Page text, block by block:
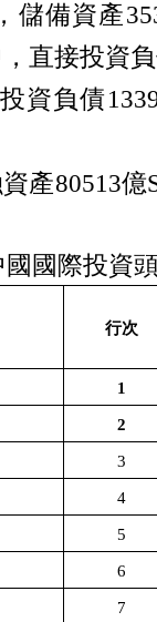
儲備資產
直接投資
資負債
產80513億
國國際投資
行次
1
2
3
4
5
6
7